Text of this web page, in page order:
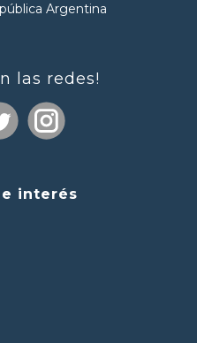
Argentina
las redes!
interés